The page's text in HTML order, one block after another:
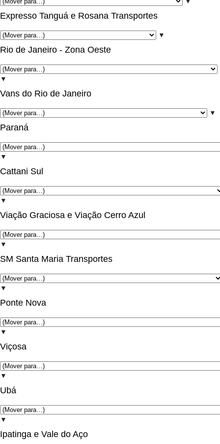
Expresso Tanguá e Rosana Transportes
▼
Rio de Janeiro - Zona Oeste
▼
Vans do Rio de Janeiro
▼
Paraná
▼
Cattani Sul
▼
Viação Graciosa e Viação Cerro Azul
▼
SM Santa Maria Transportes
▼
Ponte Nova
▼
Viçosa
▼
Ubá
▼
Ipatinga e Vale do Aço